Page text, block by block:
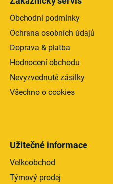
Obchodní podmínky
Ochrana osobních údajů
Doprava & platba
Hodnocení obchodu
Nevyzvednuté zásilky
Všechno o cookies
Užitečné informace
Velkoobchod
Týmový prodej